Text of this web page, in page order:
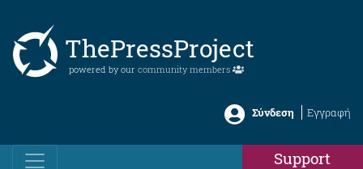
ThePressProject
powered by our community members
Σύνδεση Εγγραφή
Support